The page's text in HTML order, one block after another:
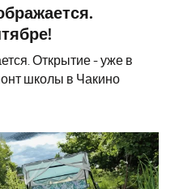
Открытие - уже в
школы в Чакино